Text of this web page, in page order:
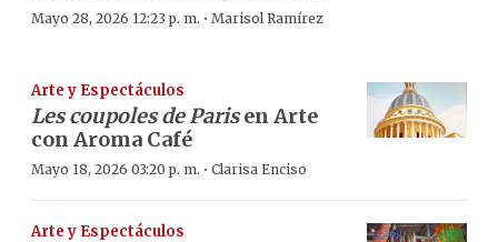
Mayo 28, 2026 12:23 p. m. · Marisol Ramírez
Arte y Espectáculos
Les coupoles de Parisen Arte
con Aroma Café
Mayo 18, 2026 03:20 p. m. · Clarisa Enciso
Arte y Espectáculos